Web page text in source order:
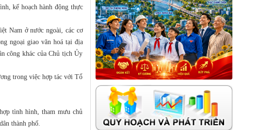
kế hoạch hành động thực
Nam ở nước ngoài, các cơ
ngoại giao văn hoá tại địa
công khác của Chủ tịch Ủy
trong việc hợp tác với Tổ
tình hình, tham mưu chủ
thành phố.